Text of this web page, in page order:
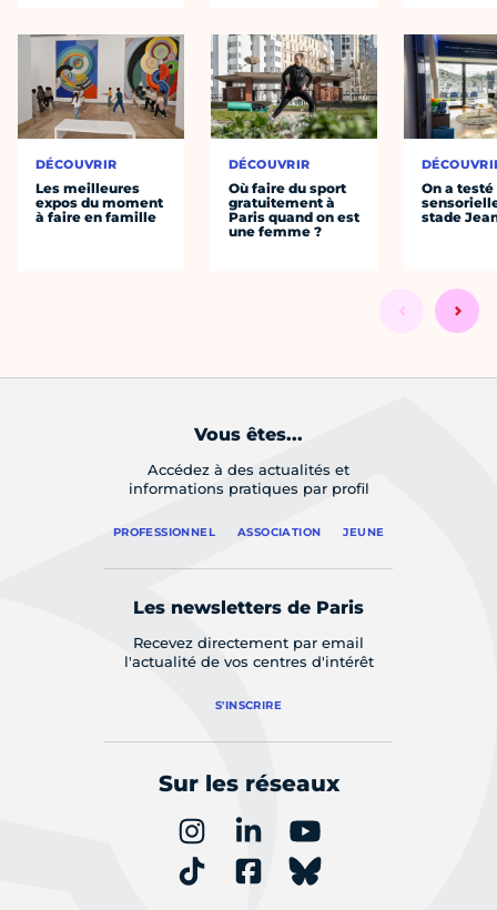
DÉCOUVRIR
Les meilleures
expos du moment
à faire en famille
DÉCOUVRIR
Où faire du sport
gratuitement à
Paris quand on est
une femme ?
On a
stade
Vous êtes...
Accédez à des actualités et
informations pratiques par profil
PROFESSIONNEL ASSOCIATION JEUNE
Les newsletters de Paris
Recevez directement par email
l'actualité de vos centres d'intérêt
S'INSCRIRE
Sur les réseaux